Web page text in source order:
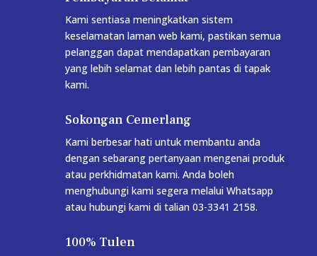
Kami sentiasa meningkatkan sistem
keselamatan laman web kami, pastikan semua
pelanggan dapat mendapatkan pembayaran
yang lebih selamat dan lebih pantas di tapak
kami.
Sokongan Cemerlang
Kami berbesar hati untuk membantu anda
dengan sebarang pertanyaan mengenai produk
atau perkhidmatan kami. Anda boleh
menghubungi kami segera melalui Whatsapp
atau hubungi kami di talian 03-3341 2158.
100% Tulen